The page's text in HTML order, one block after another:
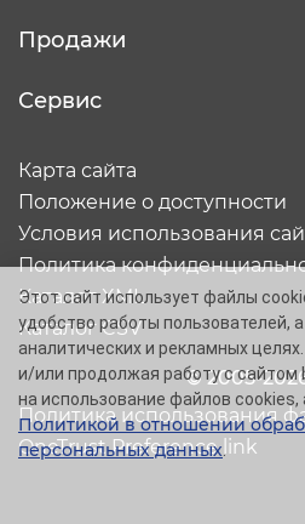
Продажи
Сервис
© 2005-
Карта сайта
Положение о доступности
Условия использования
Политика
Каталог XML
Каталог CSV
Политика использования
OneTrust Preference link
Этот сайт использует файлы
удобство работы пользователей,
аналитических и рекламных
и/или продолжая работу с сайтом
на использование файлов cookies,
Политикой в отношении
персональных данных.